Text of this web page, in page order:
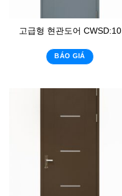
고급형 현관도어 CWSD:10
BÁO GIÁ